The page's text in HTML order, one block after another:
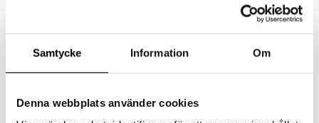
Samtycke Information Om
Denna webbplats använder cookies